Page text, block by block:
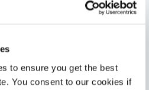
to ensure you get the best
You consent to our cookies if
掩膜。为了增强可见度，此产